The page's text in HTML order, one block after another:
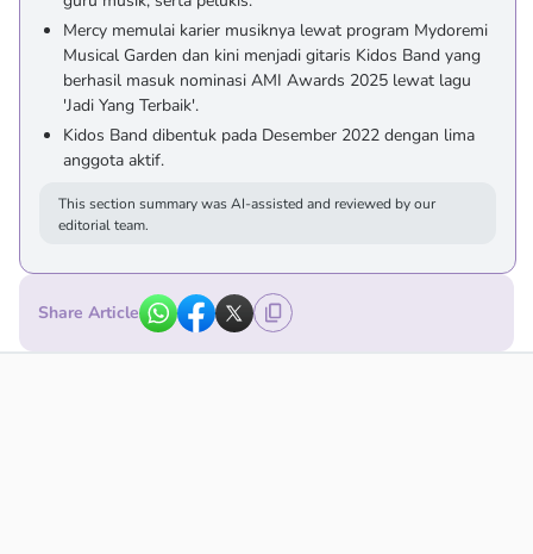
Mercy memulai karier musiknya lewat program Mydoremi
Musical Garden dan kini menjadi gitaris Kidos Band yang
berhasil masuk nominasi AMI Awards 2025 lewat lagu
'Jadi Yang Terbaik'.
Kidos Band dibentuk pada Desember 2022 dengan lima
anggota aktif.
This section summary was AI-assisted and reviewed by our
editorial team.
Share Article